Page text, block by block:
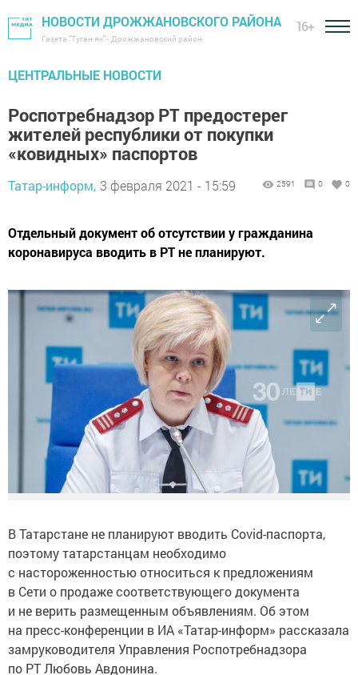
НОВОСТИ ДРОЖЖАНОВСКОГО РАЙОНА
Газета "Туган як" - Дрожжановский район
16+
ЦЕНТРАЛЬНЫЕ НОВОСТИ
Роспотребнадзор РТ предостерег
жителей республики от покупки
«ковидных» паспортов
Татар-информ, 3 февраля 2021 - 15:59 2591 0 0
Отдельный документ об отсутствии у гражданина
коронавируса вводить в РТ не планируют.
В Татарстане не планируют вводить Covid-паспорта,
поэтому татарстанцам необходимо
с настороженностью относиться к предложениям
в Сети о продаже соответствующего документа
и не верить размещенным объявлениям. Об этом
на пресс-конференции в ИА «Татар-информ» рассказала
замруководителя Управления Роспотребнадзора
по РТ Любовь Авдонина.